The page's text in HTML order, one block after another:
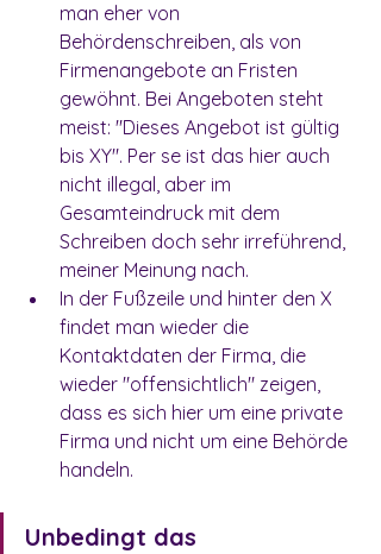
man eher von
Behördenschreiben, als von
Firmenangebote an Fristen
gewöhnt. Bei Angeboten steht
meist: "Dieses Angebot ist gültig
bis XY". Per se ist das hier auch
nicht illegal, aber im
Gesamteindruck mit dem
Schreiben doch sehr irreführend,
meiner Meinung nach.
In der Fußzeile und hinter den X
findet man wieder die
Kontaktdaten der Firma, die
wieder "offensichtlich" zeigen,
dass es sich hier um eine private
Firma und nicht um eine Behörde
handeln.
Unbedingt das